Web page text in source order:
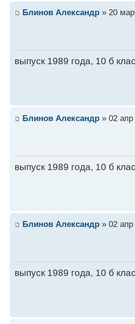
Блинов Александр » 20
выпуск 1989 года, 10 б
Блинов Александр » 02
выпуск 1989 года, 10 б
Блинов Александр » 02
выпуск 1989 года, 10 б